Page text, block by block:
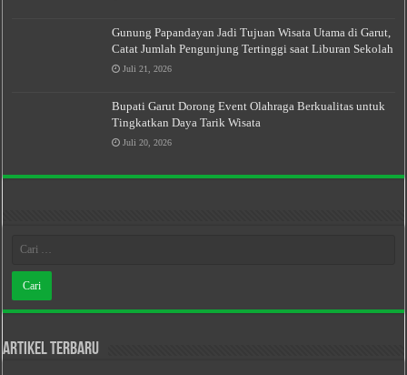
Gunung Papandayan Jadi Tujuan Wisata Utama di Garut,
Catat Jumlah Pengunjung Tertinggi saat Liburan Sekolah
Juli 21, 2026
Bupati Garut Dorong Event Olahraga Berkualitas untuk
Tingkatkan Daya Tarik Wisata
Juli 20, 2026
Artikel Terbaru